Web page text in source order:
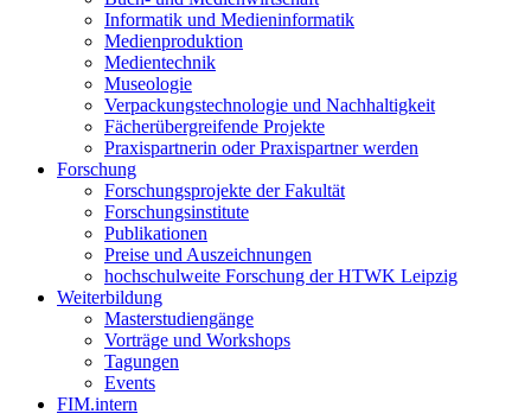
Informatik und Medieninformatik
Medienproduktion
Medientechnik
Museologie
Verpackungstechnologie und Nachhaltigkeit
Fächerübergreifende Projekte
Praxispartnerin oder Praxispartner werden
Forschung
Forschungsprojekte der Fakultät
Forschungsinstitute
Publikationen
Preise und Auszeichnungen
hochschulweite Forschung der HTWK Leipzig
Weiterbildung
Masterstudiengänge
Vorträge und Workshops
Tagungen
Events
FIM.intern